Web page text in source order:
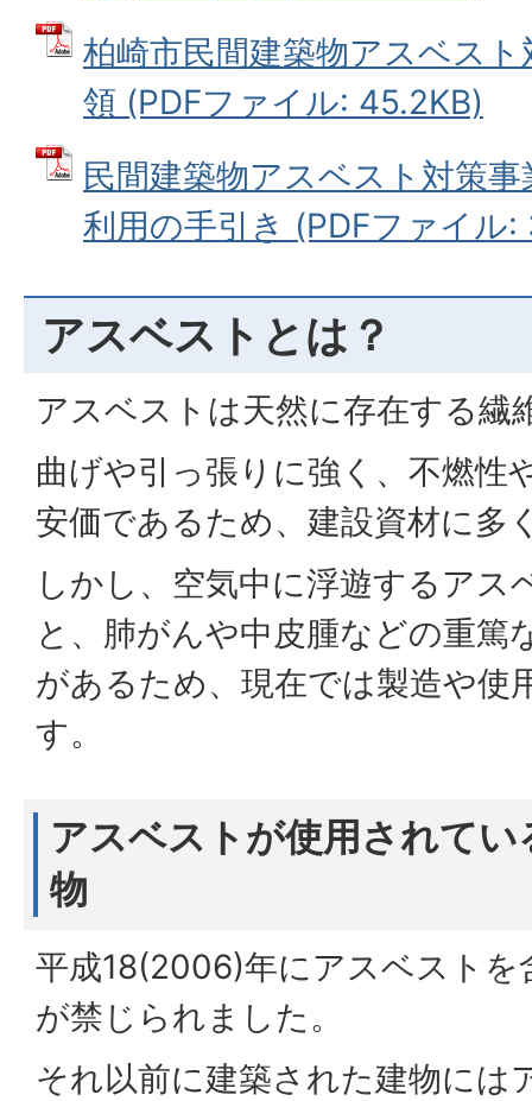
柏崎市民間建築物アスベス
領 (PDFファイル: 45.2KB)
民間建築物アスベスト対策
利用の手引き (PDFファイル
アスベストとは？
アスベストは天然に存在する繊
曲げや引っ張りに強く、不燃性
安価であるため、建設資材に多
しかし、空気中に浮遊するアス
と、肺がんや中皮腫などの重篤
があるため、現在では製造や使
す。
アスベストが使用されて
物
平成18(2006)年にアスベストを
が禁じられました。
それ以前に建築された建物には